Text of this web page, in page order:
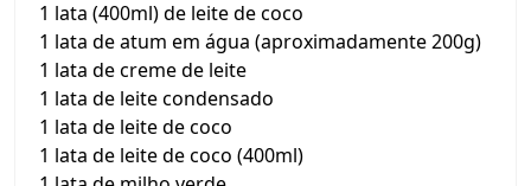
1 lata (400ml) de leite de coco
1 lata de atum em água (aproximadamente 200g)
1 lata de creme de leite
1 lata de leite condensado
1 lata de leite de coco
1 lata de leite de coco (400ml)